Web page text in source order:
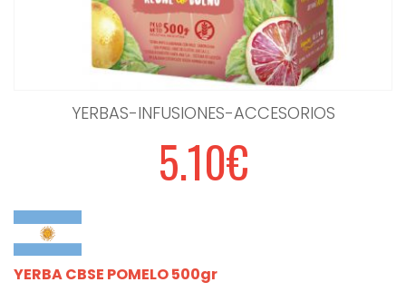
YERBAS-INFUSIONES-ACCESORIOS
5.10€
YERBA CBSE POMELO 500gr